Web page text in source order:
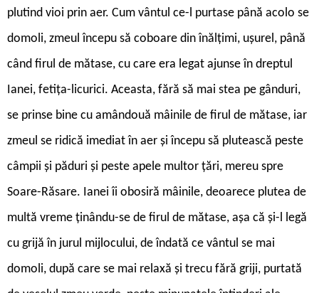
plutind vioi prin aer. Cum vântul ce-l purtase până acolo se
domoli, zmeul începu să coboare din înălțimi, ușurel, până
când firul de mătase, cu care era legat ajunse în dreptul
Ianei, fetița-licurici. Aceasta, fără să mai stea pe gânduri,
se prinse bine cu amândouă mâinile de firul de mătase, iar
zmeul se ridică imediat în aer și începu să plutească peste
câmpii și păduri și peste apele multor țări, mereu spre
Soare-Răsare. Ianei îi obosiră mâinile, deoarece plutea de
multă vreme ținându-se de firul de mătase, așa că și-l legă
cu grijă în jurul mijlocului, de îndată ce vântul se mai
domoli, după care se mai relaxă și trecu fără griji, purtată